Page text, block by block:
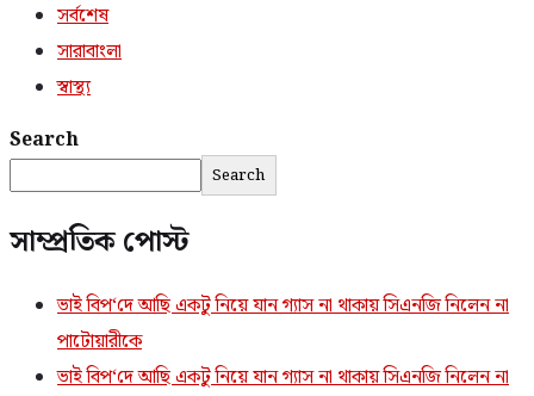
সর্বশেষ
সারাবাংলা
স্বাস্থ্য
Search
Search
সাম্প্রতিক পোস্ট
ভাই বিপ‘দে আছি একটু নিয়ে যান গ্যাস না থাকায় সিএনজি নিলেন না
পাটোয়ারীকে
ভাই বিপ‘দে আছি একটু নিয়ে যান গ্যাস না থাকায় সিএনজি নিলেন না